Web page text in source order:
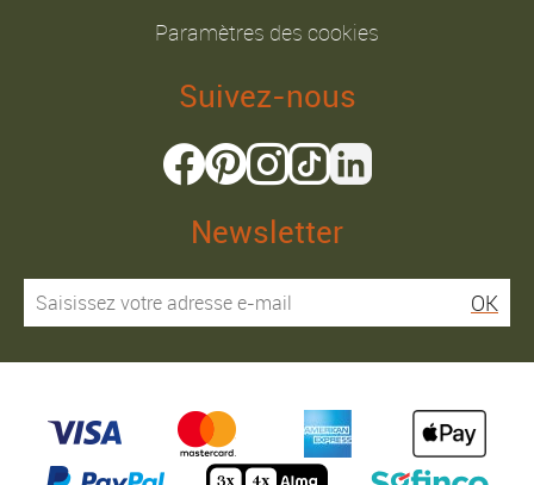
Paramètres des cookies
Suivez-nous
Newsletter
OK